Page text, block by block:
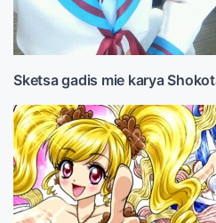
Sketsa gadis mie karya